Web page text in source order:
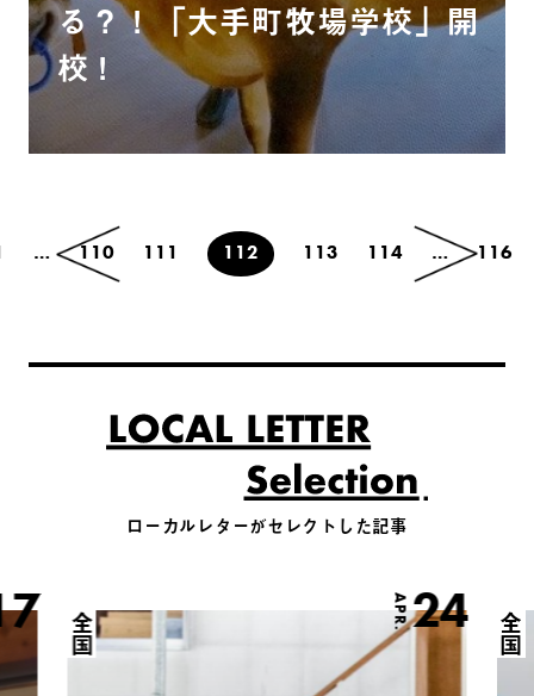
る？！「大手町牧場学校」開
校！
… 110 111 112 113 114 … 116
ローカルレターがセレクトした記事
APR.24
全国 全国